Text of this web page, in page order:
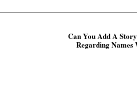
Can You Add A
Regarding Names